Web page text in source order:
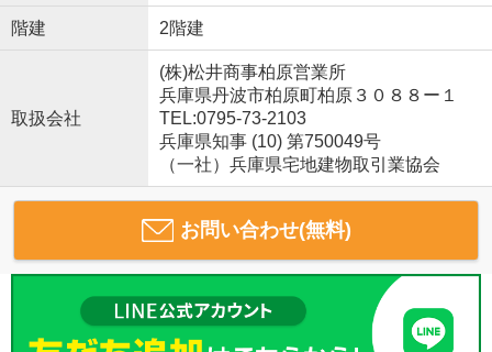
階建 2階建
取扱会社
(株)松井商事柏原営業所
兵庫県丹波市柏原町柏原３０８８ー１
TEL:0795-73-2103
兵庫県知事 (10) 第750049号
（一社）兵庫県宅地建物取引業協会
お問い合わせ(無料)